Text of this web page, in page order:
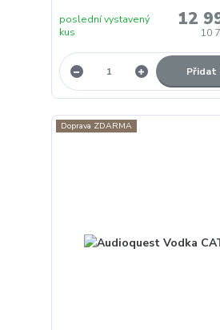
12
10
poslední vystavený
kus
Přidat
Doprava ZDARMA